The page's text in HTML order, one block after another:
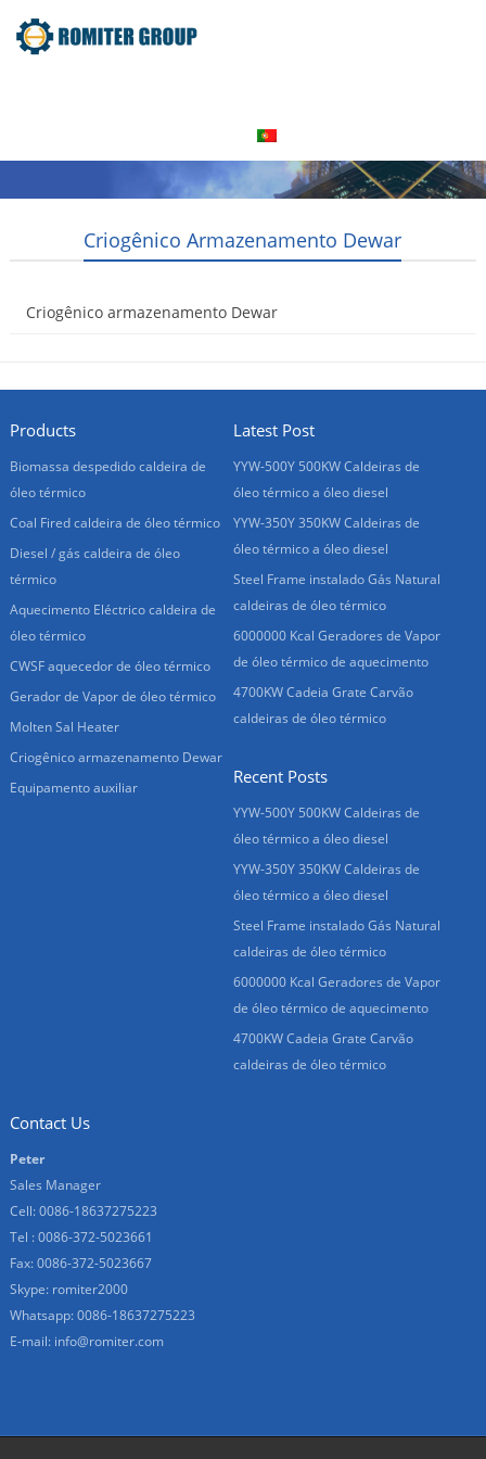
Criogênico Armazenamento Dewar
Criogênico armazenamento Dewar
Products
Biomassa despedido caldeira de
óleo térmico
Coal Fired caldeira de óleo térmico
Diesel / gás caldeira de óleo
térmico
Aquecimento Eléctrico caldeira de
óleo térmico
CWSF aquecedor de óleo térmico
Gerador de Vapor de óleo térmico
Molten Sal Heater
Criogênico armazenamento Dewar
Equipamento auxiliar
Latest Post
YYW-500Y 500KW Caldeiras de
óleo térmico a óleo diesel
YYW-350Y 350KW Caldeiras de
óleo térmico a óleo diesel
Steel Frame instalado Gás Natural
caldeiras de óleo térmico
6000000 Kcal Geradores de Vapor
de óleo térmico de aquecimento
4700KW Cadeia Grate Carvão
caldeiras de óleo térmico
Recent Posts
YYW-500Y 500KW Caldeiras de
óleo térmico a óleo diesel
YYW-350Y 350KW Caldeiras de
óleo térmico a óleo diesel
Steel Frame instalado Gás Natural
caldeiras de óleo térmico
6000000 Kcal Geradores de Vapor
de óleo térmico de aquecimento
4700KW Cadeia Grate Carvão
caldeiras de óleo térmico
Contact Us
Peter
Sales Manager
Cell: 0086-18637275223
Tel : 0086-372-5023661
Fax: 0086-372-5023667
Skype: romiter2000
Whatsapp:0086-18637275223
E-mail: info@romiter.com